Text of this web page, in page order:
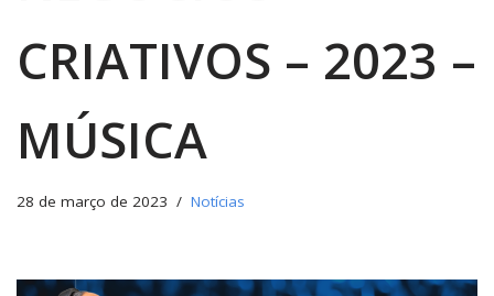
CRIATIVOS – 2023 –
MÚSICA
28 de março de 2023 Notícias